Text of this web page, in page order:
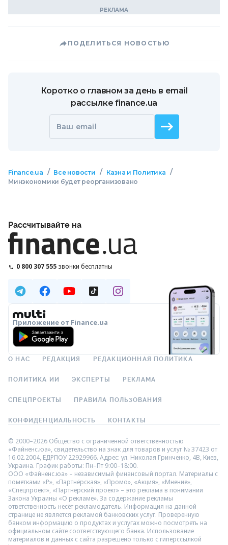
ПОДЕЛИТЬСЯ НОВОСТЬЮ
Коротко о главном за день в email
рассылке finance.ua
Ваш email
Finance.ua / Все новости / Казна и Политика /
Минэкономики будет реорганизовано
Рассчитывайте на
0 800 307 555 звонки бесплатны
Приложение от Finance.ua
О НАС РЕДАКЦИЯ РЕДАКЦИОННАЯ ПОЛИТИКА
ПОЛИТИКА ИИ ЭКСПЕРТЫ РЕКЛАМА
СПЕЦПРОЕКТЫ ПРАВИЛА ПОЛЬЗОВАНИЯ
КОНФИДЕНЦИАЛЬНОСТЬ КОНТАКТЫ
© 2000–2026 Общество с ограниченной ответственностью
«Файненс.юа», свидетельство на знак для товаров и услуг № 37423 от
16.02.2004, ЕДРПОУ 22929966. Адрес: ул. Николая Гринченко, 4В, Киев,
Украина. График работы: Пн–Пт 9:00–18:00.
ООО «Файненс.юа» – независимый финансовый портал. Материалы с
пометками «Р», «Партнёрская», «Промо», «Акция», «Мнение»,
«Спецпроект», «Партнёрский проект» – это реклама в понимании
Закона Украины «О рекламе». За содержание рекламы
ответственность несёт рекламодатель. Информация на данной
странице не является рекламой банковских услуг. Проверенную
банком информацию о продуктах и услугах можно посмотреть на
официальном сайте соответствующего банка. Использование
материалов и данных с сайта разрешено только с гиперссылкой